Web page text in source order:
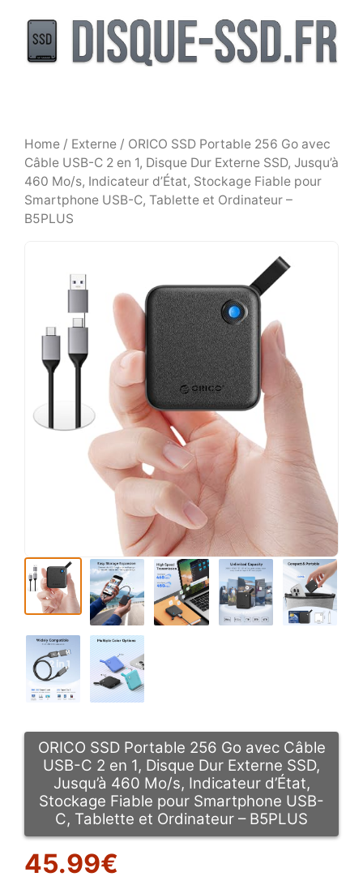
contenu
Home / Externe / ORICO SSD Portable 256 Go avec
Câble USB-C 2 en 1, Disque Dur Externe SSD, Jusqu’à
460 Mo/s, Indicateur d’État, Stockage Fiable pour
Smartphone USB-C, Tablette et Ordinateur –
B5PLUS
ORICO SSD Portable 256 Go avec Câble
USB-C 2 en 1, Disque Dur Externe SSD,
Jusqu’à 460 Mo/s, Indicateur d’État,
Stockage Fiable pour Smartphone USB-
C, Tablette et Ordinateur – B5PLUS
45.99€